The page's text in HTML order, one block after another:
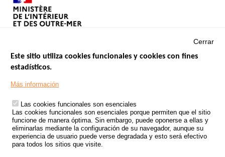
Footer
TRATAMIENTO DE DATOS PERSONALES PROCEDENTES DE
ACCIDENTES DE TRÁFICO
ESTUDIOS
CONVOCATORIA DE PROYECTOS DE ESTUDIOS
Cerrar
Este sitio utiliza cookies funcionales y cookies con fines
estadísticos.
Más información
Las cookies funcionales son esenciales
Las cookies funcionales son esenciales porque permiten que el sitio
funcione de manera óptima. Sin embargo, puede oponerse a ellas y
eliminarlas mediante la configuración de su navegador, aunque su
experiencia de usuario puede verse degradada y esto será efectivo
para todos los sitios que visite.